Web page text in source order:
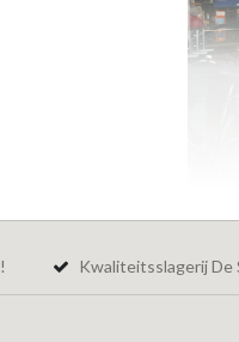
Kwaliteitsslagerij De